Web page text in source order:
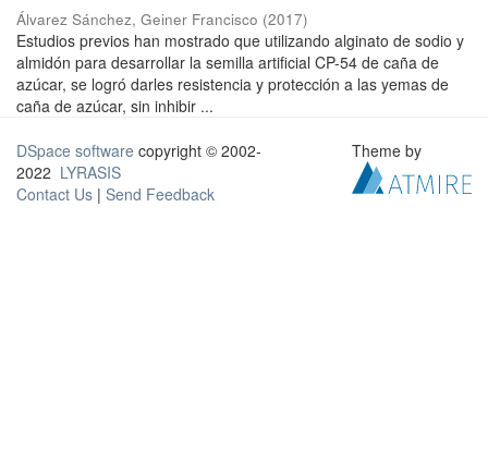
Álvarez Sánchez, Geiner Francisco (2017)
Estudios previos han mostrado que utilizando alginato de sodio y
almidón para desarrollar la semilla artificial CP-54 de caña de
azúcar, se logró darles resistencia y protección a las yemas de
caña de azúcar, sin inhibir ...
DSpace software copyright © 2002-
2022 LYRASIS
Contact Us | Send Feedback
Theme by